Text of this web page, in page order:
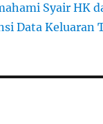
Syair HK
Data Keluaran